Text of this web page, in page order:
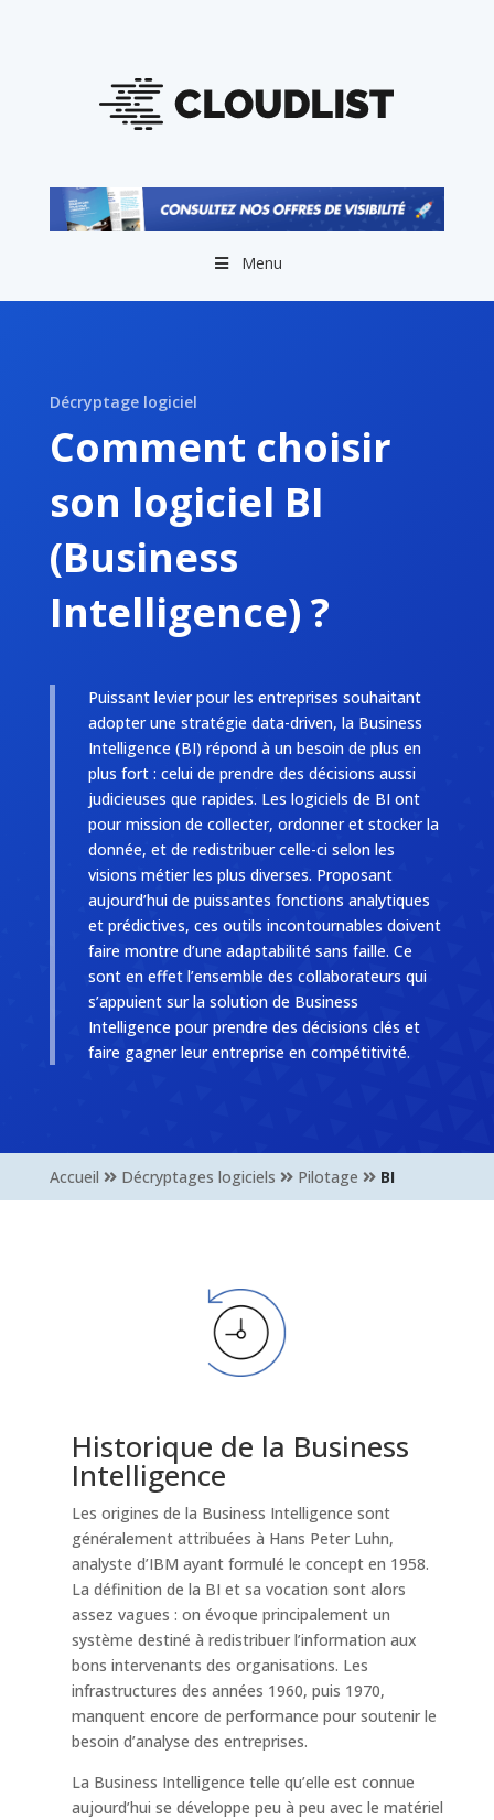
Menu
Décryptage logiciel
Comment choisir
son logiciel BI
(Business
Intelligence) ?
Puissant levier pour les entreprises souhaitant
adopter une stratégie data-driven, la Business
Intelligence (BI) répond à un besoin de plus en
plus fort : celui de prendre des décisions aussi
judicieuses que rapides. Les logiciels de BI ont
pour mission de collecter, ordonner et stocker la
donnée, et de redistribuer celle-ci selon les
visions métier les plus diverses. Proposant
aujourd’hui de puissantes fonctions analytiques
et prédictives, ces outils incontournables doivent
faire montre d’une adaptabilité sans faille. Ce
sont en effet l’ensemble des collaborateurs qui
s’appuient sur la solution de Business
Intelligence pour prendre des décisions clés et
faire gagner leur entreprise en compétitivité.
Accueil Décryptages logiciels Pilotage BI
Historique de la Business
Intelligence
Les origines de la Business Intelligence sont
généralement attribuées à Hans Peter Luhn,
analyste d’IBM ayant formulé le concept en 1958.
La définition de la BI et sa vocation sont alors
assez vagues : on évoque principalement un
système destiné à redistribuer l’information aux
bons intervenants des organisations. Les
infrastructures des années 1960, puis 1970,
manquent encore de performance pour soutenir le
besoin d’analyse des entreprises.
La Business Intelligence telle qu’elle est connue
aujourd’hui se développe peu à peu avec le matériel